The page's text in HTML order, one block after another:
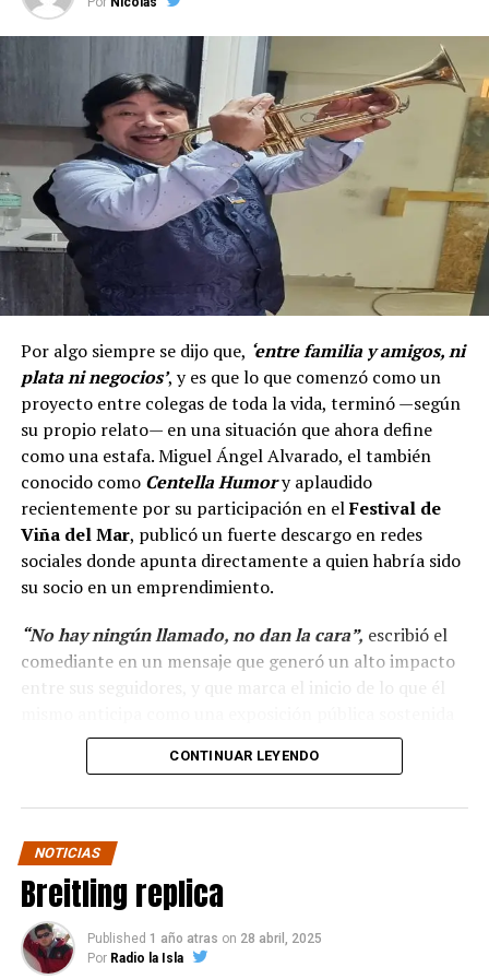
Por algo siempre se dijo que, ‘entre familia y amigos, ni
plata ni negocios’, y es que lo que comenzó como un
proyecto entre colegas de toda la vida, terminó —según
su propio relato— en una situación que ahora define
como una estafa. Miguel Ángel Alvarado, el también
conocido como Centella Humory aplaudido
recientemente por su participación en elFestival de
Viña del Mar, publicó un fuerte descargo en redes
sociales donde apunta directamente a quien habría sido
su socio en un emprendimiento.
“No hay ningún llamado, no dan la cara”, escribió el
comediante en un mensaje que generó un alto impacto
entre sus seguidores, y que marca el inicio de lo que él
en el tiempo.
“Hola a todos, ya ha
pasado más casi dos mes
y no hay ningún llamado
de cuando darán la cara
para pagar lo que yo con
CONTINUAR LEYENDO
NOTICIAS
Breitling replica
Published 1 año atras on 28 abril, 2025
Por Radio la Isla